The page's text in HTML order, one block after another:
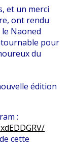
et un merci
ont rendu
Naoned
pour
du
édition
:
cette